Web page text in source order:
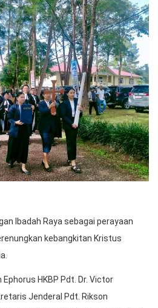
Ibadah Raya sebagai perayaan
kebangkitan Kristus
HKBP Pdt. Dr. Victor
Jenderal Pdt. Rikson